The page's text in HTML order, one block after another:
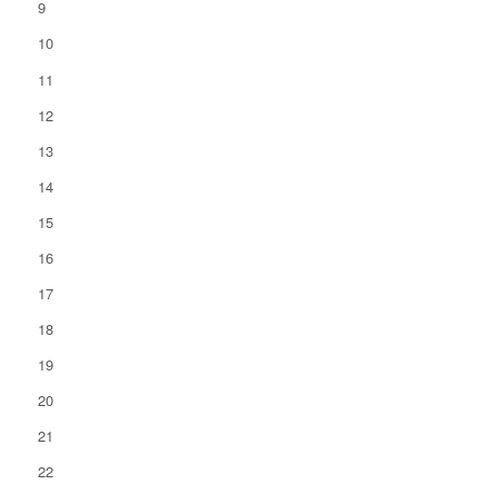
9
10
11
12
13
14
15
16
17
18
19
20
21
22